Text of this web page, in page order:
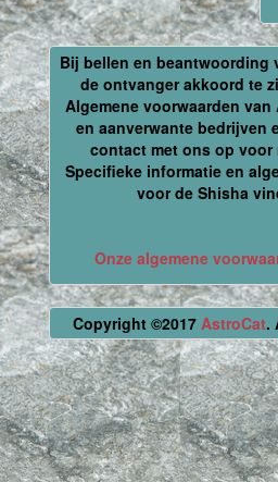
Bij bellen en beantwoording
de ontvanger akkoord te
Algemene voorwaarden
en aanverwante bedrijven
contact met ons op voor
Specifieke informatie en
voor de Shisha
Onze algemene
Copyright ©2017 AstroCat.